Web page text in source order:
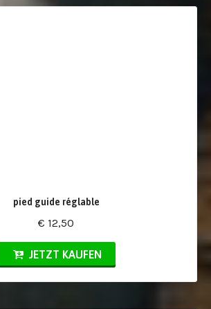
pied guide réglable
€ 12,50
JETZT KAUFEN